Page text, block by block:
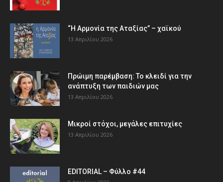
“Η Αρμονία της Αταξίας” – χαϊκού
13 Απριλίου 2026
Πρώιμη παρέμβαση: Το κλειδί για την
ανάπτυξη των παιδιών µας
13 Απριλίου 2026
Μικροί στόχοι, μεγάλες επιτυχίες
13 Απριλίου 2026
EDITORIAL – Φύλλο #44